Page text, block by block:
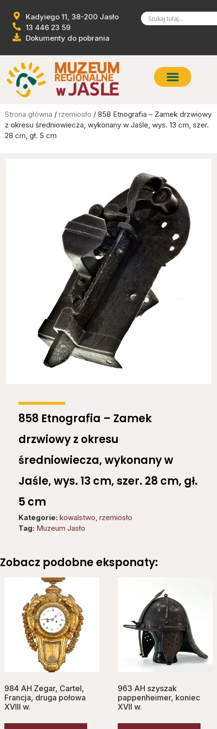
Kadyiego 11, 38-200 Jasło
13 446 23 59
Dokumenty do pobrania
Strona główna / rzemiosło / 858 Etnografia – Zamek drzwiowy
z okresu średniowiecza, wykonany w Jaśle, wys. 13 cm, szer.
28 cm, gł. 5 cm
858 Etnografia – Zamek
drzwiowy z okresu
średniowiecza, wykonany w
Jaśle, wys. 13 cm, szer. 28 cm, gł.
5 cm
Kategorie: kowalstwo, rzemiosło
Tag: Muzeum Jasło
Zobacz podobne eksponaty:
984 AH Zegar, Cartel,
Francja, druga połowa
XVIII w.
963 AH szyszak
pappenheimer, koniec
XVII w.